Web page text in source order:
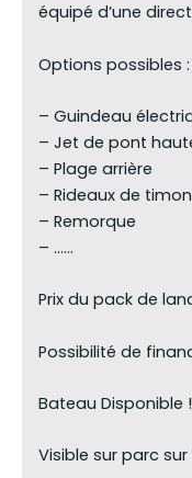
équipé d’une
Options possibles :
– Guindeau
– Jet de pont
– Plage arrière
– Rideaux de
– Remorque
– ……
Prix du pack de
Possibilité de
Bateau Disponible !
Visible sur parc sur